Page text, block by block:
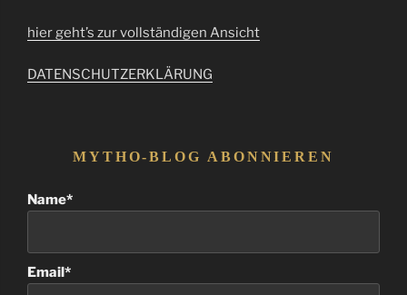
hier geht’s zur vollständigen Ansicht
DATENSCHUTZERKLÄRUNG
MYTHO-BLOG ABONNIEREN
Name*
Email*